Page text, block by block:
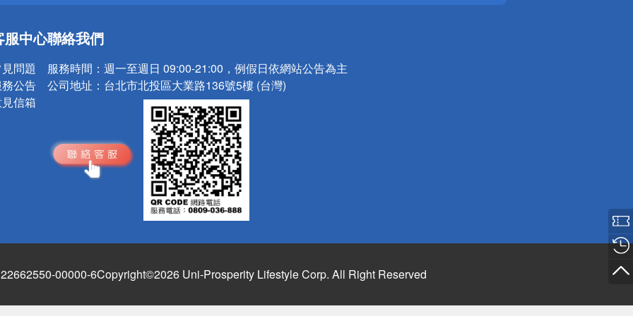
小心！
服中心
問題
公告
信箱
聯絡我們
服務時間： 週一至週日 09:00-21:00，例假日依網站公告為主
公司地址： 台北市北投區大業路136號5樓 (台灣)
00000-6Copyright©2026 Uni-Prosperity Lifestyle Corp. All Right Reserved